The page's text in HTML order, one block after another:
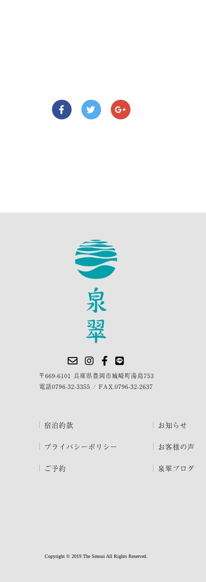
〒669-6101 兵庫県豊岡市城崎町湯島753
電話0796-32-3355 / FAX.0796-32-2637
宿泊約款
プライバシーポリシー
ご予約
お知らせ
お客様の声
泉翠ブログ
Copyright © 2019 The Sensui All Rights Reserved.